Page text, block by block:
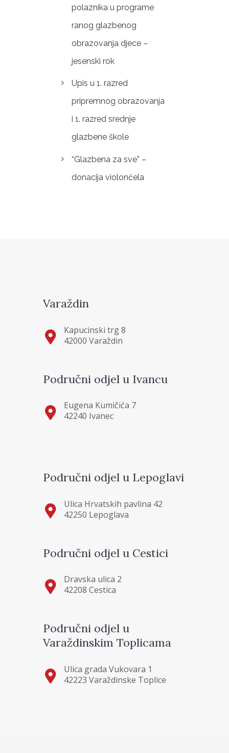
polaznika u programe
ranog glazbenog
obrazovanja djece –
jesenski rok
Upis u 1. razred
pripremnog obrazovanja
i 1. razred srednje
glazbene škole
“Glazbena za sve” –
donacija violončela
Varaždin
Kapucinski trg 8
42000 Varaždin
Područni odjel u Ivancu
Eugena Kumičića 7
42240 Ivanec
Područni odjel u Lepoglavi
Ulica Hrvatskih pavlina 42
42250 Lepoglava
Područni odjel u Cestici
Dravska ulica 2
42208 Cestica
Područni odjel u
Varaždinskim Toplicama
Ulica grada Vukovara 1
42223 Varaždinske Toplice